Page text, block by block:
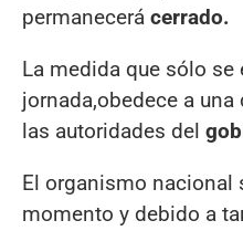
permanecerá cerrado.
La medida que sólo se
jornada,obedece a
las autoridades del
El organismo nacional
momento y debido a